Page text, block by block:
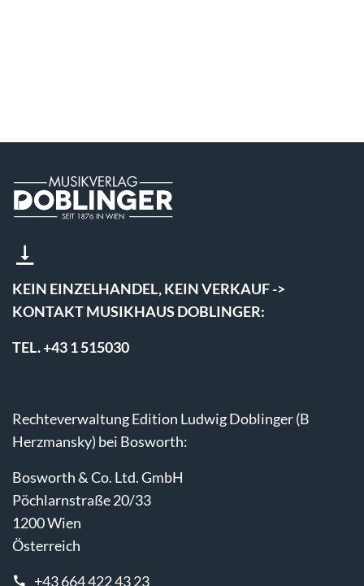
KEIN EINZELHANDEL, KEIN VERKAUF ->
KONTAKT MUSIKHAUS DOBLINGER:
TEL. +43 1 515030
Rechteverwaltung Edition Ludwig Doblinger (B
Herzmansky) bei Bosworth:
Bosworth & Co. Ltd. GmbH
Pöchlarnstraße 20/33
1200 Wien
Österreich
+43 664 422 43 23